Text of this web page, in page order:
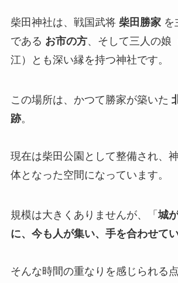
柴田神社は、戦国武将 柴田勝家を
である お市の方、そして三人の娘
江）とも深い縁を持つ神社です。
この場所は、かつて勝家が築いた
跡。
現在は柴田公園として整備され、
体となった空間になっています。
規模は大きくありませんが、「城
に、今も人が集い、手を合わせて
そんな時間の重なりを感じられる